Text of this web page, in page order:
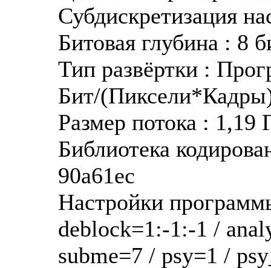
Субдискретизация
Битовая глубина : 8
Тип развёртки :
Бит/
Размер потока : 1,19
Библиотека
90a61ec
Настройки
deblock=1:-1:-1 /
subme=7 / psy=1 /